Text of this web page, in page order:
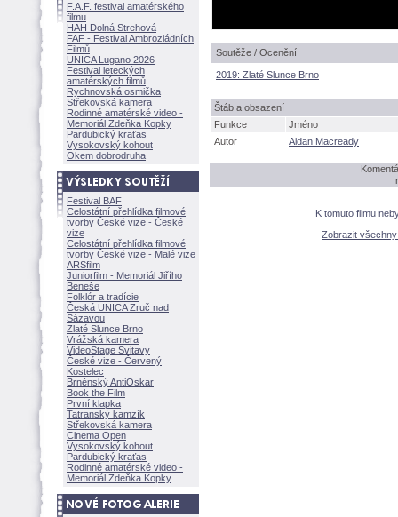
F.A.F. festival amatérského
filmu
HAH Dolná Strehov
FAF - Festival Ambroziádních
Filmů
UNICA Lugano 2026
Festival leteckých
amatérských filmů
Rychnovská osmička
Střekovská kamera
Rodinné amatérské video -
Memoriál Zdeňka Kopky
Pardubický kraťas
Vysokovský kohout
Okem dobrodruha
Festival BAF
Celostátní přehlídka filmové
tvorby České vize - České
vize
Celostátní přehlídka filmové
tvorby České vize - Malé vize
ARSfilm
Juniorfilm - Memoriál Jiřího
Beneše
Folklór a tradície
Česká UNICA Zruč nad
Sázavou
Zlaté Slunce Brno
Vrážská kamera
VideoStage Svitavy
České vize - Červený
Kostelec
Brněnský AntiOskar
Book the Film
První klapka
Tatranský kamzík
Střekovská kamera
Cinema Open
Vysokovský kohout
Pardubický kraťas
Rodinné amatérské video -
Memoriál Zdeňka Kopky
Soutěže / Ocenění
2019: Zlaté Slunce Brno
táb a obsazení
Funkce
Jméno
Autor
Aidan Macready
K tomuto filmu
Zobrazit